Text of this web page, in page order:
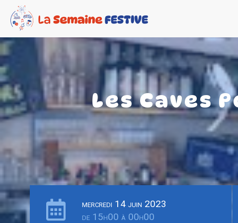
Les Caves
mercredi 14 juin 2023
de 15h00 à 00h00